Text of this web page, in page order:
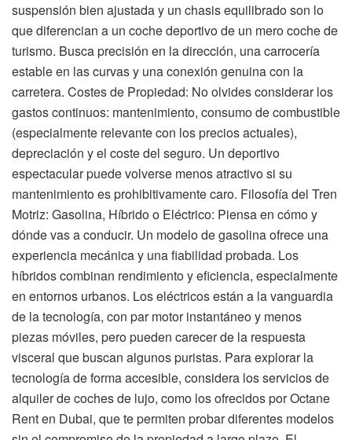
suspensión bien ajustada y un chasis equilibrado son lo
que diferencian a un coche deportivo de un mero coche de
turismo. Busca precisión en la dirección, una carrocería
estable en las curvas y una conexión genuina con la
carretera. Costes de Propiedad: No olvides considerar los
gastos continuos: mantenimiento, consumo de combustible
(especialmente relevante con los precios actuales),
depreciación y el coste del seguro. Un deportivo
espectacular puede volverse menos atractivo si su
mantenimiento es prohibitivamente caro. Filosofía del Tren
Motriz: Gasolina, Híbrido o Eléctrico: Piensa en cómo y
dónde vas a conducir. Un modelo de gasolina ofrece una
experiencia mecánica y una fiabilidad probada. Los
híbridos combinan rendimiento y eficiencia, especialmente
en entornos urbanos. Los eléctricos están a la vanguardia
de la tecnología, con par motor instantáneo y menos
piezas móviles, pero pueden carecer de la respuesta
visceral que buscan algunos puristas. Para explorar la
tecnología de forma accesible, considera los servicios de
alquiler de coches de lujo, como los ofrecidos por Octane
Rent en Dubai, que te permiten probar diferentes modelos